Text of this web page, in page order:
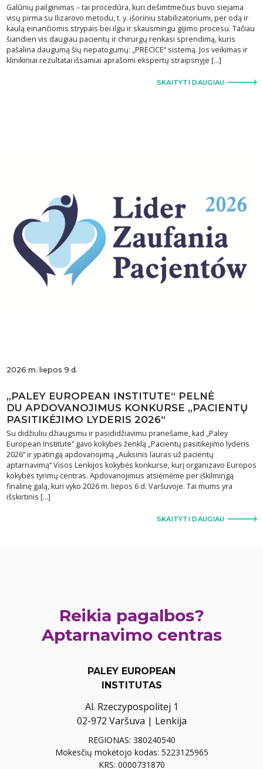
Galūnių pailginimas – tai procedūra, kuri dešimtmečius buvo siejama
visų pirma su Ilizarovo metodu, t. y. išoriniu stabilizatoriumi, per odą ir
kaulą einančiomis strypais bei ilgu ir skausmingu gijimo procesu. Tačiau
šiandien vis daugiau pacientų ir chirurgų renkasi sprendimą, kuris
pašalina daugumą šių nepatogumų: „PRECICE“ sistemą. Jos veikimas ir
klinikiniai rezultatai išsamiai aprašomi ekspertų straipsnyje […]
SKAITYTI DAUGIAU
2026 m. liepos 9 d.
„PALEY EUROPEAN INSTITUTE“ PELNĖ
DU APDOVANOJIMUS KONKURSE „PACIENTŲ
PASITIKĖJIMO LYDERIS 2026“
Su didžiuliu džiaugsmu ir pasididžiavimu pranešame, kad „Paley
European Institute“ gavo kokybės ženklą „Pacientų pasitikėjimo lyderis
2026“ ir ypatingą apdovanojimą „Auksinis lauras už pacientų
aptarnavimą“ Visos Lenkijos kokybės konkurse, kurį organizavo Europos
kokybės tyrimų centras. Apdovanojimus atsiėmėme per iškilmingą
finalinę galą, kuri vyko 2026 m. liepos 6 d. Varšuvoje. Tai mums yra
išskirtinis […]
SKAITYTI DAUGIAU
Reikia pagalbos?
Aptarnavimo centras
PALEY EUROPEAN
INSTITUTAS
Al. Rzeczypospolitej 1
02-972 Varšuva | Lenkija
REGIONAS: 380240540
Mokesčių mokėtojo kodas: 5223125965
KRS: 0000731870